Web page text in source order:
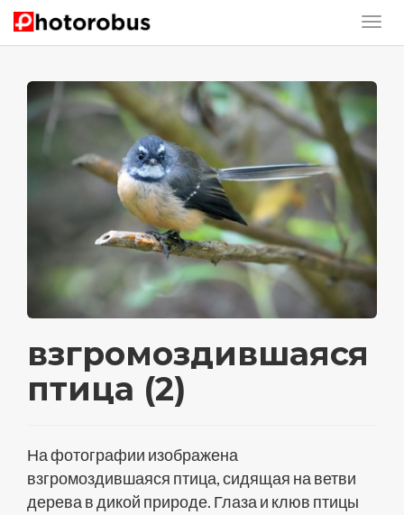
взгромоздившаяся
птица (2)
На фотографии изображена
взгромоздившаяся птица, сидящая на ветви
дерева в дикой природе. Глаза и клюв птицы